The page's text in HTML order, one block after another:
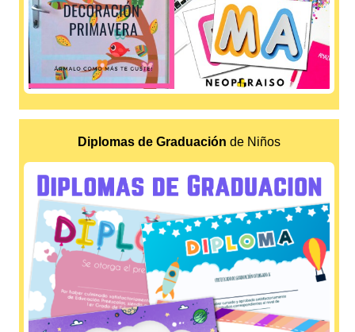
Diplomas de Graduación de Niños